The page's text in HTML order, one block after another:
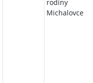
rodiny
Michalovce